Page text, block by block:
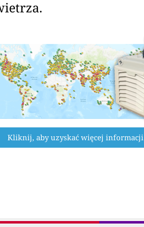
Kliknij, aby uzyskać więcej informacji